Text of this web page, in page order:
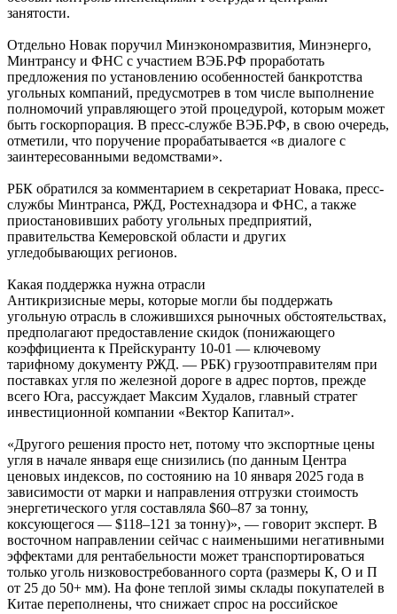
занятости.
Отдельно Новак поручил Минэкономразвития, Минэнерго,
Минтрансу и ФНС с участием ВЭБ.РФ проработать
предложения по установлению особенностей банкротства
угольных компаний, предусмотрев в том числе выполнение
полномочий управляющего этой процедурой, которым может
быть госкорпорация. В пресс-службе ВЭБ.РФ, в свою очередь,
отметили, что поручение прорабатывается «в диалоге с
заинтересованными ведомствами».
РБК обратился за комментарием в секретариат Новака, пресс-
службы Минтранса, РЖД, Ростехнадзора и ФНС, а также
приостановивших работу угольных предприятий,
правительства Кемеровской области и других
угледобывающих регионов.
Какая поддержка нужна отрасли
Антикризисные меры, которые могли бы поддержать
угольную отрасль в сложившихся рыночных обстоятельствах,
предполагают предоставление скидок (понижающего
коэффициента к Прейскуранту 10-01 — ключевому
тарифному документу РЖД. — РБК) грузоотправителям при
поставках угля по железной дороге в адрес портов, прежде
всего Юга, рассуждает Максим Худалов, главный стратег
инвестиционной компании «Вектор Капитал».
«Другого решения просто нет, потому что экспортные цены
угля в начале января еще снизились (по данным Центра
ценовых индексов, по состоянию на 10 января 2025 года в
зависимости от марки и направления отгрузки стоимость
энергетического угля составляла $60–87 за тонну,
коксующегося — $118–121 за тонну)», — говорит эксперт. В
восточном направлении сейчас с наименьшими негативными
эффектами для рентабельности может транспортироваться
только уголь низковостребованного сорта (размеры К, О и П
от 25 до 50+ мм). На фоне теплой зимы склады покупателей в
Китае переполнены, что снижает спрос на российское